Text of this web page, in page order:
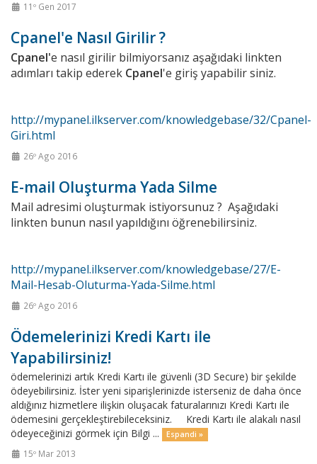
11º Gen 2017
Cpanel'e Nasıl Girilir ?
Cpanel'e nasıl girilir bilmiyorsanız aşağıdaki linkten
adımları takip ederek Cpanel'e giriş yapabilir siniz.
http://mypanel.ilkserver.com/knowledgebase/32/Cpanel-
Giri.html
26º Ago 2016
E-mail Oluşturma Yada Silme
Mail adresimi oluşturmak istiyorsunuz ? Aşağıdaki
linkten bunun nasıl yapıldığını öğrenebilirsiniz.
http://mypanel.ilkserver.com/knowledgebase/27/E-
Mail-Hesab-Oluturma-Yada-Silme.html
26º Ago 2016
Ödemelerinizi Kredi Kartı ile
Yapabilirsiniz!
ödemelerinizi artık Kredi Kartı ile güvenli (3D Secure) bir şekilde
ödeyebilirsiniz. İster yeni siparişlerinizde isterseniz de daha önce
aldığınız hizmetlere ilişkin oluşacak faturalarınızı Kredi Kartı ile
ödemesini gerçekleştirebileceksiniz. Kredi Kartı ile alakalı nasıl
ödeyeceğinizi görmek için Bilgi ...
Espandi »
15º Mar 2013